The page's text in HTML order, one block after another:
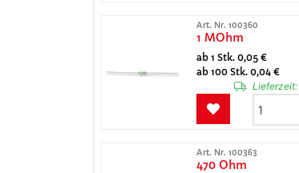
Art. Nr. 100360
1 MOhm
ab 1 Stk. 0,05 €
ab 100 Stk. 0,04 €
Lieferzeit:
Art. Nr. 100363
470 Ohm